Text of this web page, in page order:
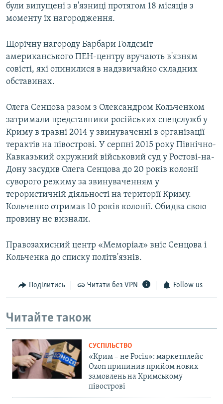
були випущені з в'язниці протягом 18 місяців з
моменту їх нагородження.
Щорічну нагороду Барбари Голдсміт
американського ПЕН-центру вручають в'язням
совісті, які опинилися в надзвичайно складних
обставинах.
Олега Сенцова разом з Олександром Кольченком
затримали представники російських спецслужб у
Криму в травні 2014 у звинуваченні в організації
терактів на півострові. У серпні 2015 року Північно-
Кавказький окружний військовий суд у Ростові-на-
Дону засудив Олега Сенцова до 20 років колонії
суворого режиму за звинуваченням у
терористичній діяльності на території Криму.
Кольченко отримав 10 років колонії. Обидва свою
провину не визнали.
Правозахисний центр «Меморіал» вніс Сенцова і
Кольченка до списку політв'язнів.
Поділитись Читати без VPN Follow us
Читайте також
СУСПІЛЬСТВО
«Крим – не Росія»: маркетплейс
Ozon припинив прийом нових
замовлень на Кримському
півострові